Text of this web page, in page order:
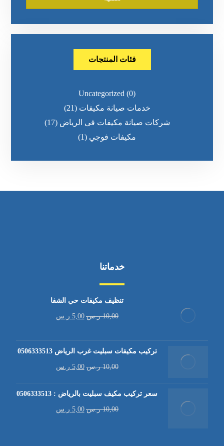
فئات المنتجات
Uncategorized (0)
خدمات صيانة مكيفات (21)
شركات صيانة مكيفات فى الرياض (17)
مكيفات فوجي (1)
خدماتنا
تنظيف مكيفات حي الشفا
10,00 ر.س 5,00 ر.س
تركيب مكيفات سبليت غرب الرياض 0506333513
10,00 ر.س 5,00 ر.س
سعر تركيب مكيف سبليت بالرياض : 0506333513
10,00 ر.س 5,00 ر.س